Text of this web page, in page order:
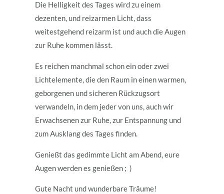
Die Helligkeit des Tages wird zu einem
dezenten, und reizarmen Licht, dass
weitestgehend reizarm ist und auch die Augen
zur Ruhe kommen lässt.
Es reichen manchmal schon ein oder zwei
Lichtelemente, die den Raum in einen warmen,
geborgenen und sicheren Rückzugsort
verwandeln, in dem jeder von uns, auch wir
Erwachsenen zur Ruhe, zur Entspannung und
zum Ausklang des Tages finden.
Genießt das gedimmte Licht am Abend, eure
Augen werden es genießen ; )
Gute Nacht und wunderbare Träume!